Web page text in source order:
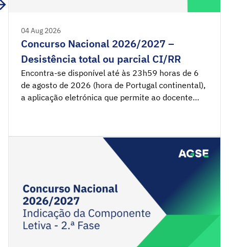
04 Aug 2026
Concurso Nacional 2026/2027 –
Desistência total ou parcial CI/RR
Encontra-se disponível até às 23h59 horas de 6
de agosto de 2026 (hora de Portugal continental),
a aplicação eletrónica que permite ao docente
Desistência total ou parcial CI/RR 2026/2027
Nota de Anexos Legislação Aviso n.º 7312-
B/2026/2 Decreto-Lei n.º 15/2025 […]